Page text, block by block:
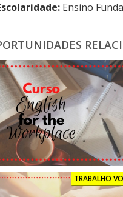
Ensino
TRABALHO